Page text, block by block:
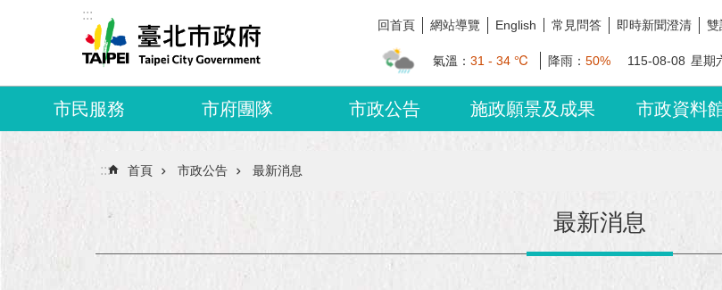
跳到主要內容區塊
:::
回首頁 網站導覽 English 常見問答 即時新聞澄清 雙
氣溫： 31 - 34 ℃ 降雨： 50% 115-08-08 星期
市民服務 市府團隊 市政公告 施政願景及成果 市政資料
::: 首頁 市政公告 最新消息
最新消息